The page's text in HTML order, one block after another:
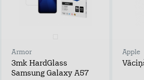
Armor
3mk HardGlass
Samsung Galaxy A57
Apple